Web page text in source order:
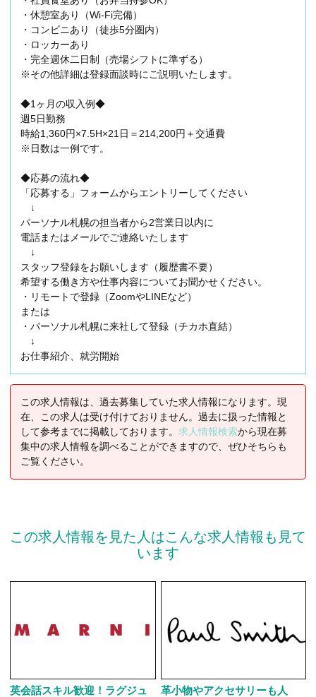
・休憩室あり（Wi-Fi完備）
・コンビニあり（徒歩5分圏内）
・ロッカーあり
・完全週休二日制（売場シフトに準ずる）
※その他詳細は登録面談時にご説明いたします。
◆1ヶ月の収入例◆
週5日勤務
時給1,360円×7.5H×21日＝214,200円＋交通費
※日数は一例です。
◆応募の流れ◆
「応募する」フォームからエントリーしてください
↓
パーソナル札幌の担当者から2営業日以内に
電話またはメールでご連絡いたします
↓
スタッフ登録をお願いします（履歴書不要）
希望する働き方や仕事内容についてお聞かせください。
・リモートで登録（ZoomやLINEなど）
または
・パーソナル札幌に来社して登録（チカホ直結）
↓
お仕事紹介、就労開始
この求人情報は、過去募集していた求人情報になります。現
在、この求人は受け付けておりません。過去に扱った情報と
して参考までに掲載しております。 求人情報検索から現在募
集中の求人情報を調べることができますので、ぜひそちらも
ご覧ください。
この求人情報を見た人はこんな求人情報も見て
います
英会話スキル歓迎！ラグジュ
革小物やアクセサリーも人